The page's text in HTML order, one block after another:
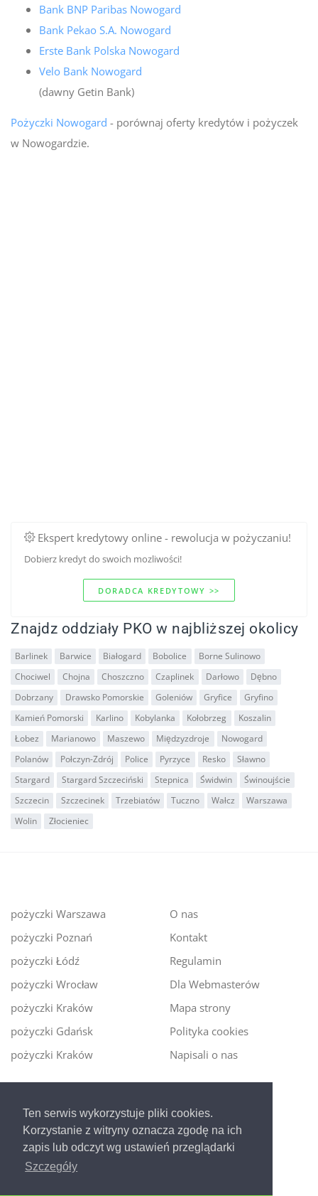
Ten serwis wykorzystuje pliki cookies.
Korzystanie z witryny oznacza zgodę na ich
zapis lub odczyt wg ustawień przeglądarki
Szczegóły
Bank BNP Paribas Nowogard
Bank Pekao S.A. Nowogard
Erste Bank Polska Nowogard
Velo Bank Nowogard
(dawny Getin Bank)
Pożyczki Nowogard - porównaj oferty kredytów i pożyczek
w Nowogardzie.
Ekspert kredytowy online - rewolucja w pożyczaniu!
Dobierz kredyt do swoich mozliwości!
DORADCA KREDYTOWY >>
Znajdz oddziały PKO w najbliższej okolicy
Barlinek Barwice Białogard Bobolice
Borne Sulinowo
Chociwel
Chojna Choszczno Czaplinek Darłowo
Dębno
Dobrzany
Drawsko Pomorskie Goleniów Gryfice
Gryfino
Kamień Pomorski
Karlino Kobylanka Kołobrzeg
Koszalin
Łobez
Marianowo Maszewo Międzyzdroje
Nowogard
Polanów
Połczyn-Zdrój Police Pyrzyce Resko
Sławno
Stargard
Stargard Szczeciński Stepnica Świdwin
Świnoujście
Szczecin
Szczecinek Trzebiatów Tuczno Wałcz
Warszawa
Wolin
Złocieniec
pożyczki Warszawa
pożyczki Poznań
pożyczki Łódź
pożyczki Wrocław
pożyczki Kraków
pożyczki Gdańsk
pożyczki Kraków
O nas
Kontakt
Regulamin
Dla Webmasterów
Mapa strony
Polityka cookies
Napisali o nas
Ekspert kredytowy online - nowa era szybkiego i
bezpiecznego pożyczania!